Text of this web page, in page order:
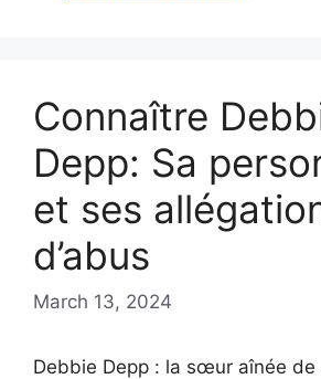
Connaître
Depp: Sa
et ses
d’abus
March 13, 2024
Debbie Depp : la sœur aînée de